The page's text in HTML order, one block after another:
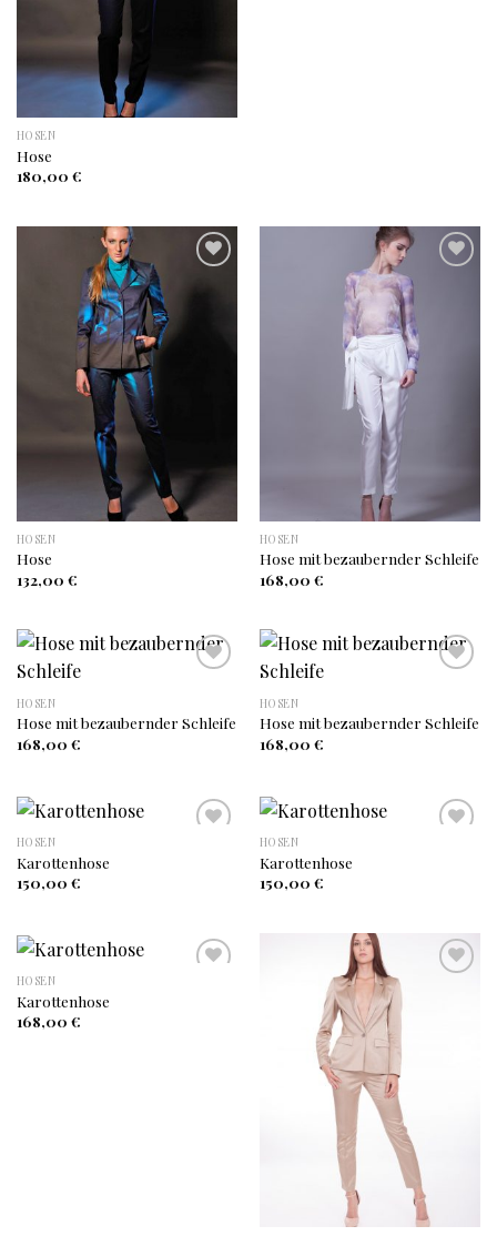
HOSEN
Hose
180,00 €
Wunschliste
HOSEN
Hose
132,00 €
Wunschliste
HOSEN
Hose mit bezaubernder Schleife
168,00 €
die
HOSEN
Hose mit bezaubernder Schleife
168,00 €
die
HOSEN
Hose mit bezaubernder Schleife
168,00 €
HOSEN
Karottenhose
150,00 €
HOSEN
Karottenhose
150,00 €
HOSEN
Karottenhose
168,00 €